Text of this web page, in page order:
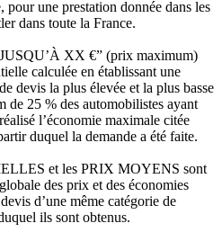
une prestation donnée dans les
dans toute la France.
XX €” (prix maximum)
calculée en établissant une
devis la plus élevée et la plus basse
de 25 % des automobilistes ayant
l’économie maximale citée
duquel la demande a été faite.
et les PRIX MOYENS sont
des prix et des économies
d’une même catégorie de
ils sont obtenus.